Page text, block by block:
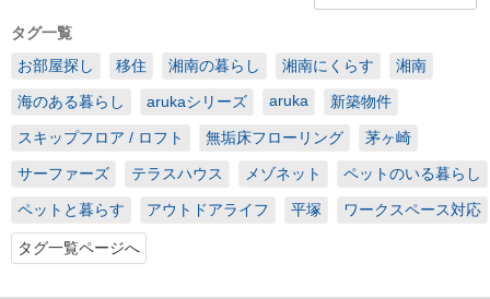
タグ一覧
お部屋探し
移住 湘南の暮らし 湘南にくらす 湘南
海のある暮らし arukaシリーズ aruka 新築物件
スキップフロア / ロフト 無垢床フローリング 茅ヶ崎
サーファーズ テラスハウス メゾネット ペットのいる暮らし
ペットと暮らす アウトドアライフ 平塚 ワークスペース対応
タグ一覧ページへ